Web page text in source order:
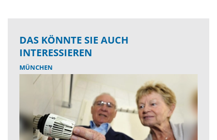
DAS KÖNNTE SIE AUCH
INTERESSIEREN
MÜNCHEN